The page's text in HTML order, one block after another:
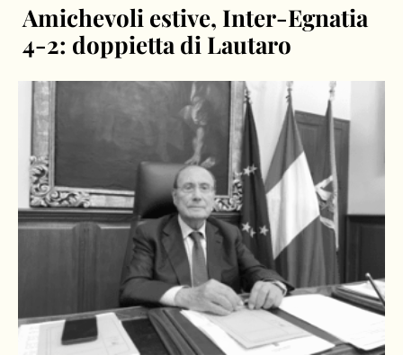
Amichevoli estive, Inter-Egnatia
4-2: doppietta di Lautaro